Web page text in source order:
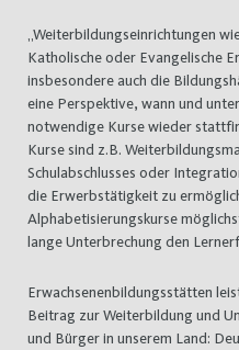
„Weiterbildungseinrichtungen
Katholische oder Evangelische
insbesondere auch die
eine Perspektive, wann und
notwendige Kurse wieder
Kurse sind z.B.
Schulabschlusses oder
die Erwerbstätigkeit zu
Alphabetisierungskurse
lange Unterbrechung den
Erwachsenenbildungsstätten
Beitrag zur Weiterbildung und
und Bürger in unserem Land: